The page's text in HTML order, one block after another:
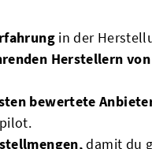
in der
Herstellern
bewertete
damit du